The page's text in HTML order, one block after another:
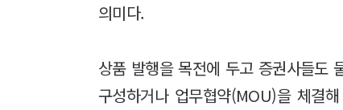
의미다.
상품 발행을 목전에 두고 증권사들도
구성하거나 업무협약(MOU)을 체결